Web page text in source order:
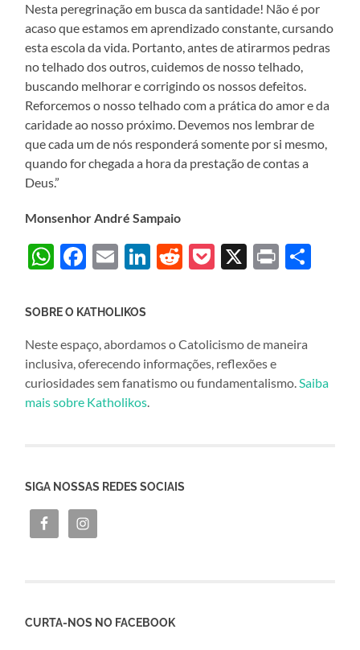
Nesta peregrinação em busca da santidade! Não é por
acaso que estamos em aprendizado constante, cursando
esta escola da vida. Portanto, antes de atirarmos pedras
no telhado dos outros, cuidemos de nosso telhado,
buscando melhorar e corrigindo os nossos defeitos.
Reforcemos o nosso telhado com a prática do amor e da
caridade ao nosso próximo. Devemos nos lembrar de
que cada um de nós responderá somente por si mesmo,
quando for chegada a hora da prestação de contas a
Deus.”
Monsenhor André Sampaio
WhatsApp
Facebook
EmailLinkedIn
Reddit
Pocket
X Print
SOBRE O KATHOLIKOS
Neste espaço, abordamos o Catolicismo de maneira
inclusiva, oferecendo informações, reflexões e
curiosidades sem fanatismo ou fundamentalismo.Saiba
mais sobre Katholikos.
SIGA NOSSAS REDES SOCIAIS
CURTA-NOS NO FACEBOOK